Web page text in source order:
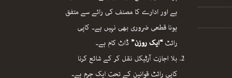
ہے اور ادارے کا مصنف کی رائے سے متفق
ہونا قطعی ضروری بھی نہیں ہے۔ کاپی
رائٹ“ایک روزن” ڈاٹ کام ہے۔
بلا اجازت آرٹیکل نقل کر کے شائع کرنا
کاپی رائٹ قوانین کے تحت ایک جرم ہے۔